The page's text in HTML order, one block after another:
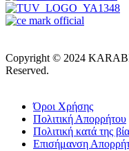
Copyright © 2024
Reserved.
Όροι Χρήσης
Πολιτική Απορρήτου
Πολιτική κατά της
Επισήμανση